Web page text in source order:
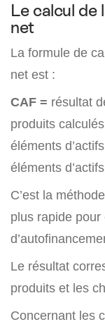
Le calcul de
net
La formule de
net est :
CAF = résultat
produits
éléments
éléments
C’est la
plus rapide
Le résultat
produits et les
Concernant les